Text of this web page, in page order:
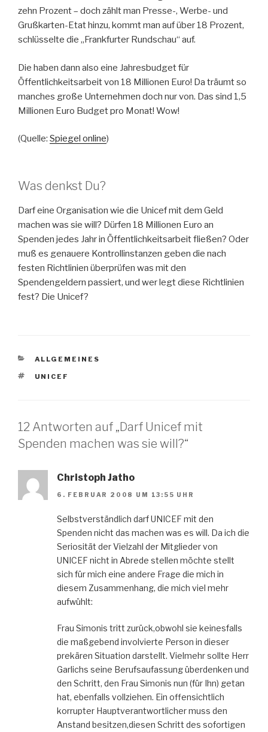
zehn Prozent – doch zählt man Presse-, Werbe- und
Grußkarten-Etat hinzu, kommt man auf über 18 Prozent,
schlüsselte die „Frankfurter Rundschau“ auf.
Die haben dann also eine Jahresbudget für
Öffentlichkeitsarbeit von 18 Millionen Euro! Da träumt so
manches große Unternehmen doch nur von. Das sind 1,5
Millionen Euro Budget pro Monat! Wow!
(Quelle: Spiegel online)
Was denkst Du?
Darf eine Organisation wie die Unicef mit dem Geld
machen was sie will? Dürfen 18 Millionen Euro an
Spenden jedes Jahr in Öffentlichkeitsarbeit fließen? Oder
muß es genauere Kontrollinstanzen geben die nach
festen Richtlinien überprüfen was mit den
Spendengeldern passiert, und wer legt diese Richtlinien
fest? Die Unicef?
KATEGORIEN
ALLGEMEINES
SCHLAGWÖRTER
UNICEF
12 Antworten auf „Darf Unicef mit
Spenden machen was sie will?“
Christoph Jatho
6. FEBRUAR 2008 UM 13:55 UHR
Selbstverständlich darf UNICEF mit den
Spenden nicht das machen was es will. Da ich die
Seriosität der Vielzahl der Mitglieder von
UNICEF nicht in Abrede stellen möchte stellt
sich für mich eine andere Frage die mich in
diesem Zusammenhang, die mich viel mehr
aufwühlt:
Frau Simonis tritt zurück,obwohl sie keinesfalls
die maßgebend involvierte Person in dieser
prekären Situation darstellt. Vielmehr sollte Herr
Garlichs seine Berufsaufassung überdenken und
den Schritt, den Frau Simonis nun (für Ihn) getan
hat, ebenfalls vollziehen. Ein offensichtlich
korrupter Hauptverantwortlicher muss den
Anstand besitzen,diesen Schritt des sofortigen